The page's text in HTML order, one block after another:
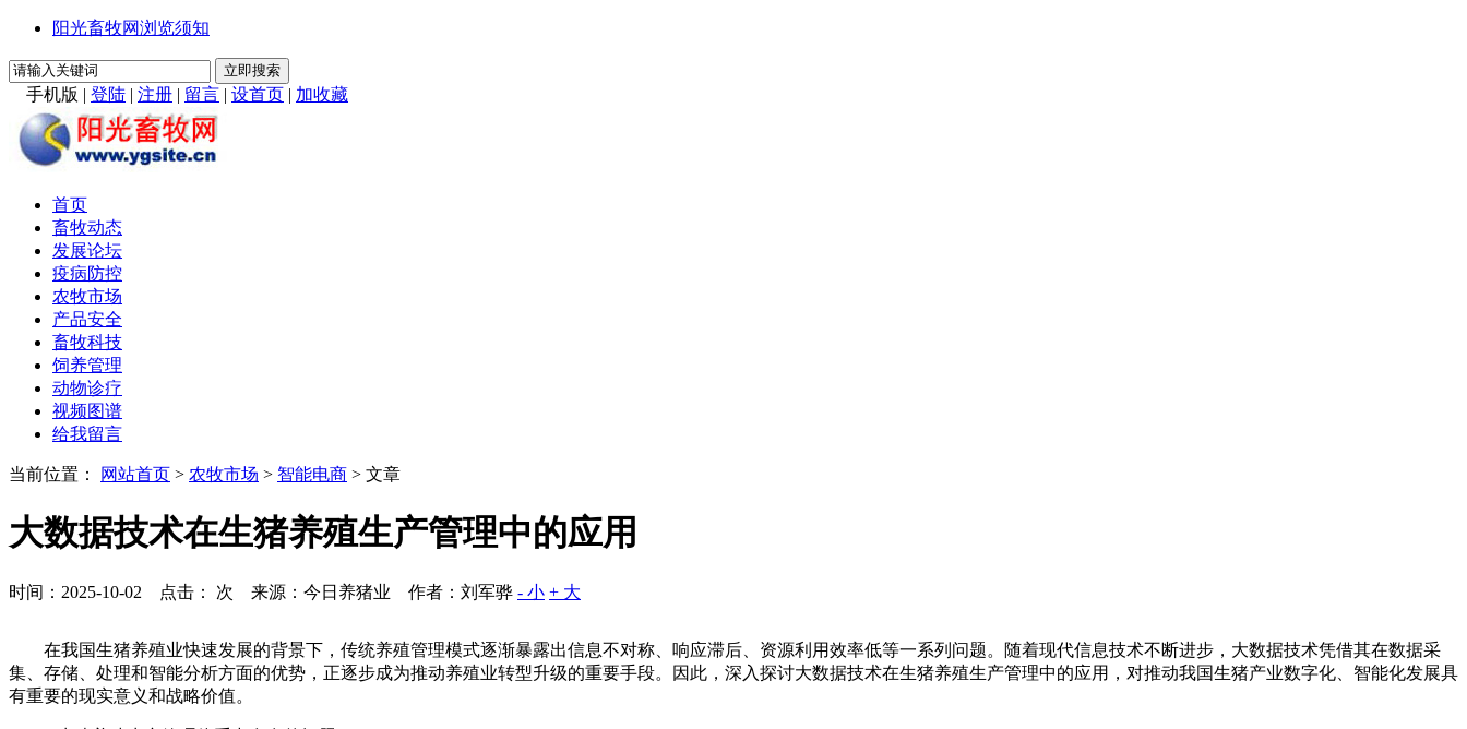
阳光畜牧网浏览须知
手机版 | 登陆 | 注册 | 留言 | 设首页 | 加收藏
首页
畜牧动态
发展论坛
疫病防控
农牧市场
产品安全
畜牧科技
饲养管理
动物诊疗
视频图谱
给我留言
当前位置： 网站首页 > 农牧市场 > 智能电商 > 文章
大数据技术在生猪养殖生产管理中的应用
时间：2025-10-02 点击： 次 来源：今日养猪业 作者：刘军骅 - 小 + 大
在我国生猪养殖业快速发展的背景下，传统养殖管理模式逐渐暴露出信息不对称、响应滞后、资源利用效率低等一系列问题。随着现代信息技术不断进步，大数据技术凭借其在数据采
集、存储、处理和智能分析方面的优势，正逐步成为推动养殖业转型升级的重要手段。因此，深入探讨大数据技术在生猪养殖生产管理中的应用，对推动我国生猪产业数字化、智能化发展具
有重要的现实意义和战略价值。